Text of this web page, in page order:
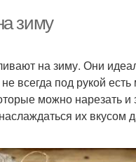
зиму
на зиму. Они
всегда под рукой
можно нарезать и
их